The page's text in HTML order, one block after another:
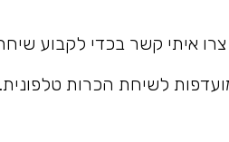
צרו איתי קשר בכדי לקבוע
לשיחת הכרות טלפונית.